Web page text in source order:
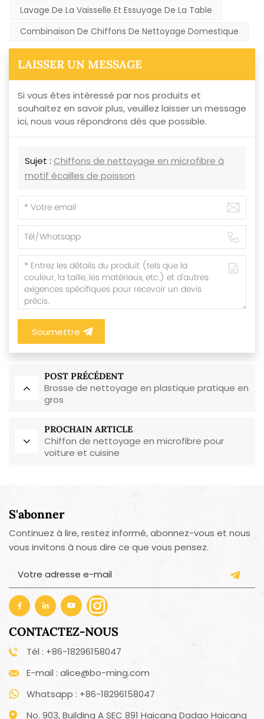
Lavage De La Vaisselle Et Essuyage De La Table
Combinaison De Chiffons De Nettoyage Domestique
LAISSER UN MESSAGE
Si vous êtes intéressé par nos produits et
souhaitez en savoir plus, veuillez laisser un message
ici, nous vous répondrons dès que possible.
Sujet : Chiffons de nettoyage en microfibre à
motif écailles de poisson
Soumettre
POST PRÉCÉDENT
Brosse de nettoyage en plastique pratique en
gros
PROCHAIN ARTICLE
Chiffon de nettoyage en microfibre pour
voiture et cuisine
S'abonner
Continuez à lire, restez informé, abonnez-vous et nous
vous invitons à nous dire ce que vous pensez.
CONTACTEZ-NOUS
Tél : +86-18296158047
E-mail : alice@bo-ming.com
Whatsapp : +86-18296158047
No. 903, Building A SEC 891 Haicang Dadao Haicang